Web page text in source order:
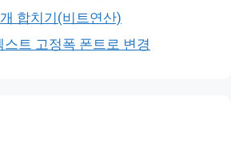
합치기(비트연산)
스트 고정폭 폰트로 변경